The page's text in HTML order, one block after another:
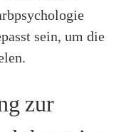
sein, um die
zur